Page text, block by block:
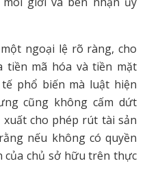
ngoại lệ rõ ràng, cho
mã hóa và tiền mặt
phổ biến mà luật hiện
cũng không cấm dứt
cho phép rút tài sản
nếu không có quyền
của chủ sở hữu trên thực